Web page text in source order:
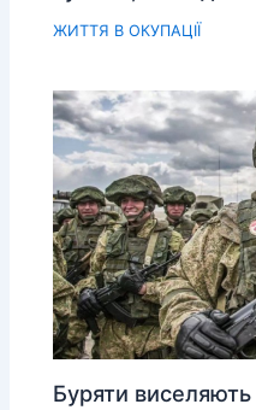
ЖИТТЯ В ОКУПАЦІЇ
Буряти